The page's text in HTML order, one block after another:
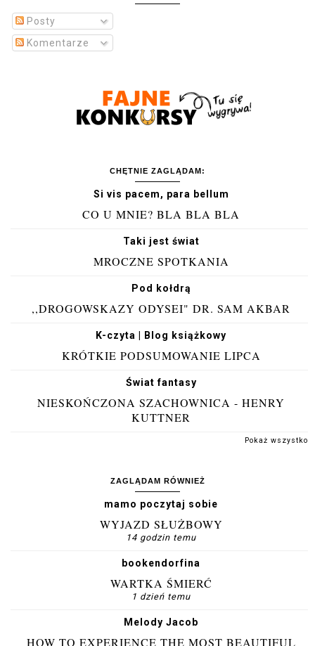
Posty
Komentarze
CHĘTNIE ZAGLĄDAM:
Si vis pacem, para bellum
CO U MNIE? BLA BLA BLA
Taki jest świat
MROCZNE SPOTKANIA
Pod kołdrą
,,DROGOWSKAZY ODYSEI" DR. SAM AKBAR
K-czyta | Blog książkowy
KRÓTKIE PODSUMOWANIE LIPCA
Świat fantasy
NIESKOŃCZONA SZACHOWNICA - HENRY
KUTTNER
Pokaż wszystko
ZAGLĄDAM RÓWNIEŻ
mamo poczytaj sobie
WYJAZD SŁUŻBOWY
14 godzin temu
bookendorfina
WARTKA ŚMIERĆ
1 dzień temu
Melody Jacob
HOW TO EXPERIENCE THE MOST BEAUTIFUL